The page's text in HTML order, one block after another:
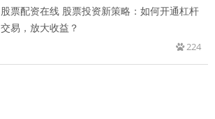
股票配资在线 股票投资新策略：如何开通杠杆
交易，放大收益？
224